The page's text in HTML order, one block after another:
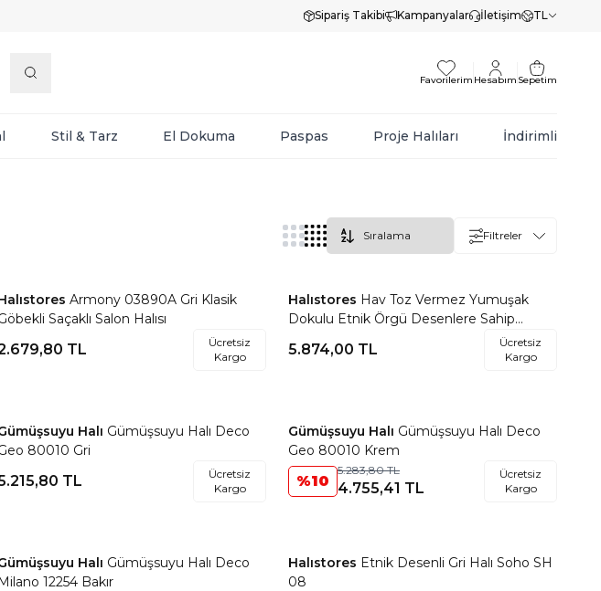
Sipariş Takibi Kampanyalar İletişim TL
Favorilerim Hesabım Sepetim
Stil & Tarz El Dokuma Paspas Proje Halıları İndirimli
Filtreler
Favorilere Ekle
Armony 03890A Gri Klasik
Saçaklı Salon Halısı
TL
Ücretsiz
Kargo
Favorilere Ekle
Halıstores Hav Toz Vermez Yumuşak
Dokulu Etnik Örgü Desenlere Sahip
Modern Renkli İskandinav Halı Trz 02
5.874,00 TL
Ücretsiz
Kargo
Favorilere Ekle
Halı Gümüşsuyu Halı Deco
80010 Gri
TL
Ücretsiz
Kargo
Favorilere Ekle
Gümüşsuyu Halı Gümüşsuyu Halı Deco
Geo 80010 Krem
%10
5.283,80TL
4.755,41 TL
Ücretsiz
Kargo
Favorilere Ekle
Halı Gümüşsuyu Halı Deco
Milano 12254 Bakır
Favorilere Ekle
Halıstores Etnik Desenli Gri Halı Soho SH
08